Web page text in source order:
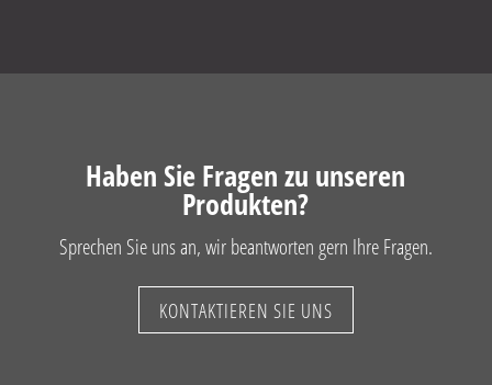
Haben Sie Fragen zu unseren
Produkten?
Sprechen Sie uns an, wir beantworten gern Ihre Fragen.
KONTAKTIEREN SIE UNS